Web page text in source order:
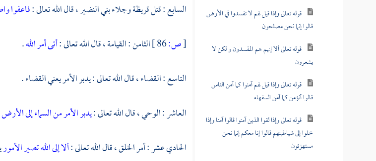
قوله تعالى وإذا قيل لهم لا تفسدوا في الأرض
قالوا إنما نحن مصلحون
قوله تعالى ألا إنهم هم المفسدون و لكن لا
يشعرون
قوله تعالى وإذا قيل لهم آمنوا كما آمن الناس
قالوا أنؤمن كما آمن السفهاء
قوله تعالى وإذا لقوا الذين آمنوا قالوا آمنا وإذا
خلوا إلى شياطينهم قالوا إنا معكم إنما نحن
مستهزئون
السابع : قتلقريظةوجلاءبني النضير، قال الله تعالى :فاعفوا
[ص: الثامن : القيامة ، قال الله تعالى :أتى أمر الله.
التاسع : القضاء ، قال الله تعالى : يدبر الأمر يعني القضاء .
العاشر : الوحي ، قال الله تعالى :يدبر الأمر من السماء إلى الأرض
الحادي عشر : أمر الخلق ، قال الله تعالى :ألا إلى الله تصير الأمور